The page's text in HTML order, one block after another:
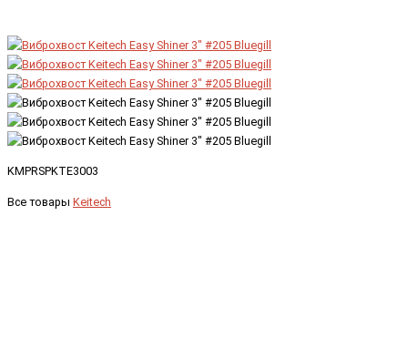
KMPRSPKTE3003
Все товары Keitech